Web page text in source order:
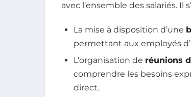
avec l’ensemble des salariés. Il
La mise à disposition d’une
permettant aux employés
L’organisation de réunions
comprendre les besoins
direct.